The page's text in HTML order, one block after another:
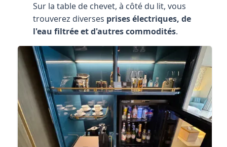
Sur la table de chevet, à côté du lit, vous
trouverez diverses prises électriques, de
l'eau filtrée et d'autres commodités.